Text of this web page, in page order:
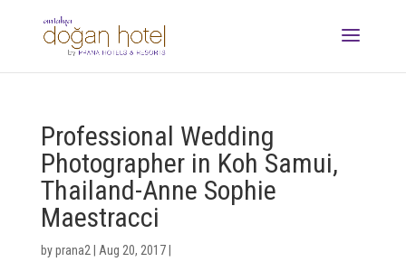
Professional Wedding
Photographer in Koh Samui,
Thailand-Anne Sophie
Maestracci
byprana2 Aug 20, 2017|